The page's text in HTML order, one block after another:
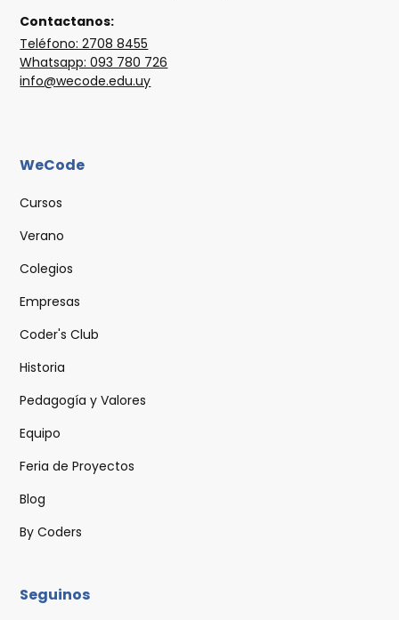
Contactanos:
Teléfono: 2708 8455
Whatsapp: 093 780 726
info@wecode.edu.uy
WeCode
Cursos
Verano
Colegios
Empresas
Coder's Club
Historia
Pedagogía y Valores
Equipo
Feria de Proyectos
Blog
By Coders
Seguinos